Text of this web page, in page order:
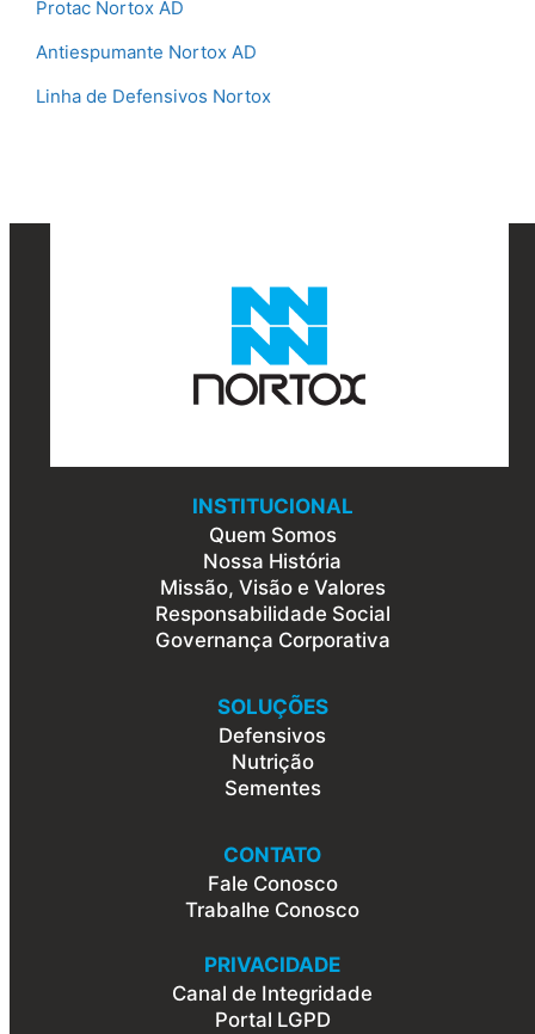
Protac Nortox AD
Antiespumante Nortox AD
Linha de Defensivos Nortox
INSTITUCIONAL
Quem Somos
Nossa História
Missão, Visão e Valores
Responsabilidade Social
Governança Corporativa
SOLUÇÕES
Defensivos
Nutrição
Sementes
CONTATO
Fale Conosco
Trabalhe Conosco
PRIVACIDADE
Canal de Integridade
Portal LGPD